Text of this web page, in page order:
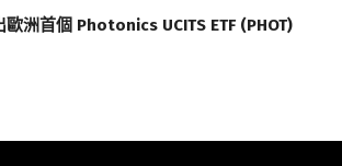
洲首個 Photonics UCITS ETF (PHOT)